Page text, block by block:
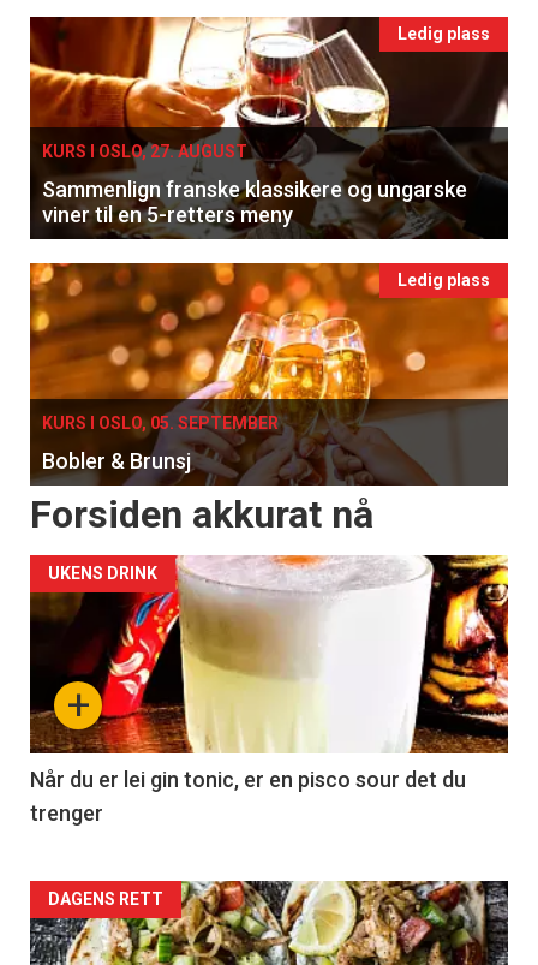
Ledig plass
KURS I OSLO, 27. AUGUST
Sammenlign franske klassikere og ungarske
viner til en 5-retters meny
Ledig plass
KURS I OSLO, 05. SEPTEMBER
Bobler & Brunsj
Forsiden akkurat nå
+
UKENS DRINK
Når du er lei gin tonic, er en pisco sour det du
trenger
Forsiden
akkurat
DAGENS RETT